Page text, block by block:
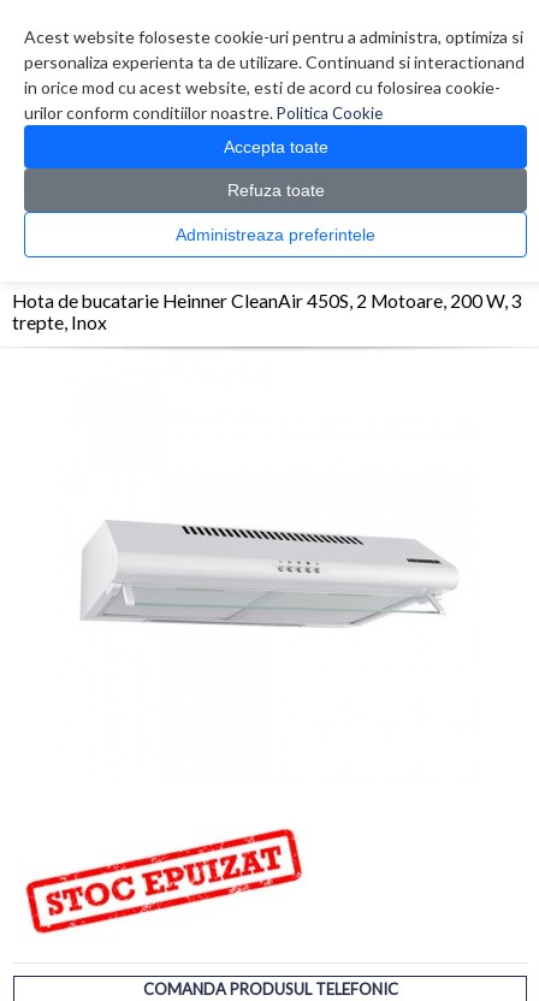
Acest website foloseste cookie-uri pentru a administra, optimiza si
personaliza experienta ta de utilizare. Continuand si interactionand
in orice mod cu acest website, esti de acord cu folosirea cookie-
urilor conform conditiilor noastre.Politica Cookie
Accepta toate
Refuza toate
Administreaza preferintele
0 produs(e)
CATALOG PRODUSE
> Hote > Hota de bucatarie Heinner CleanAir 450S, 2
Hota de bucatarie Heinner CleanAir 450S, 2 Motoare, 200 W, 3
trepte, Inox
COMANDA PRODUSUL TELEFONIC